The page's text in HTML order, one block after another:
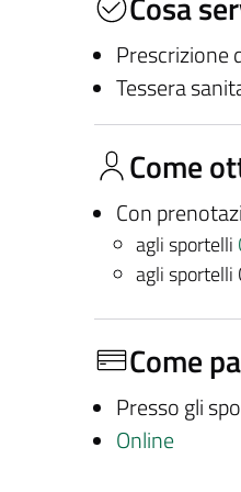
Prescrizione
Tessera
Come
Con
agli sportelli
agli sportelli
Come
Presso gli
Online